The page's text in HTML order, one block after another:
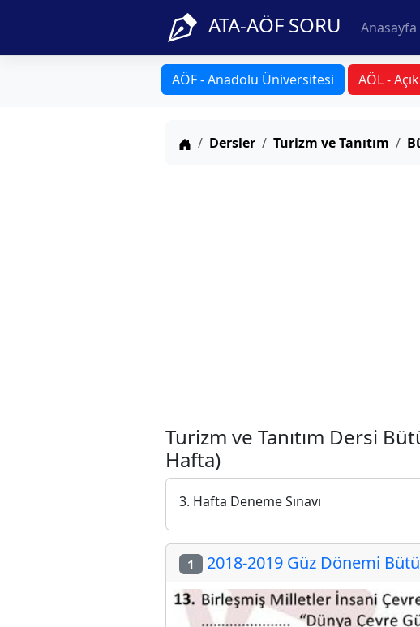
ATA-AÖF SORU Anasayfa
AÖF - Anadolu Üniversitesi AÖL -
Anasayfa
Dersler Turizm ve Tanıtım
Turizm ve Tanıtım Dersi
Hafta)
3. Hafta Deneme Sınavı
1 2018-2019 Güz Dönemi